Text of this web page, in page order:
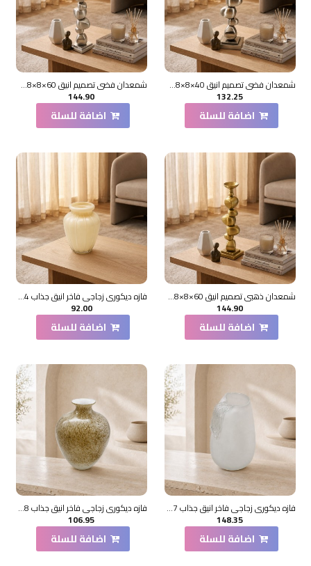
شمعدان فضي تصميم انيق 40×8×8سم
132.25
اضافة للسلة
شمعدان فضي تصميم انيق 60×8×8سم
144.90
اضافة للسلة
شمعدان ذهبي تصميم انيق 60×8×8سم
144.90
اضافة للسلة
فازه ديكوري زجاجي فاخر انيق جذاب 24×10×10سم
92.00
اضافة للسلة
فازه ديكوري زجاجي فاخر انيق جذاب 27×11×8سم
148.35
اضافة للسلة
فازه ديكوري زجاجي فاخر انيق جذاب 28×9×9سم
106.95
اضافة للسلة